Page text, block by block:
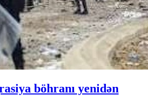
böhranı yenidən